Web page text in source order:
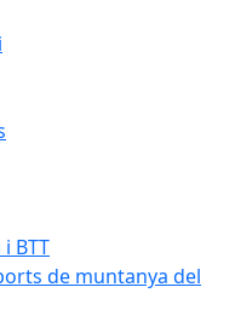
BTT
de muntanya del